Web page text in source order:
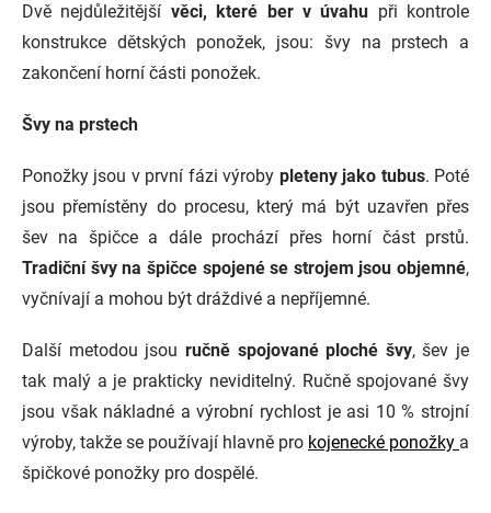
Dvě nejdůležitější věci, které ber v úvahu při kontrole
konstrukce dětských ponožek, jsou: švy na prstech a
zakončení horní části ponožek.
Švy na prstech
Ponožky jsou v první fázi výroby pleteny jako tubus. Poté
jsou přemístěny do procesu, který má být uzavřen přes
šev na špičce a dále prochází přes horní část prstů.
Tradiční švy na špičce spojené se strojem jsou objemné,
vyčnívají a mohou být dráždivé a nepříjemné.
Další metodou jsou ručně spojované ploché švy, šev je
tak malý a je prakticky neviditelný. Ručně spojované švy
jsou však nákladné a výrobní rychlost je asi 10 % strojní
výroby, takže se používají hlavně pro kojenecké ponožky a
špičkové ponožky pro dospělé.